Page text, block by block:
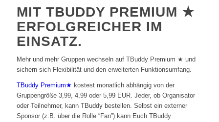
MIT TBUDDY PREMIUM ★
ERFOLGREICHER IM
EINSATZ.
Mehr und mehr Gruppen wechseln auf TBuddy Premium ★ und
sichern sich Flexibilität und den erweiterten Funktionsumfang.
TBuddy Premium★ kostest monatlich abhängig von der
Gruppengröße 3,99, 4,99 oder 5,99 EUR. Jeder, ob Organisator
oder Teilnehmer, kann TBuddy bestellen. Selbst ein externer
Sponsor (z.B. über die Rolle “Fan”) kann Euch TBuddy